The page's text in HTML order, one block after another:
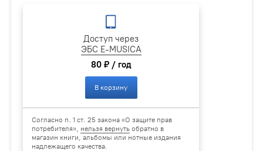
Доступ через
ЭБС E-MUSICA
80 ₽ / год
В корзину
Согласно п. 1 ст. 25 закона «О защите прав
потребителя», нельзя вернуть обратно в
магазин книги, альбомы или нотные издания
надлежащего качества.